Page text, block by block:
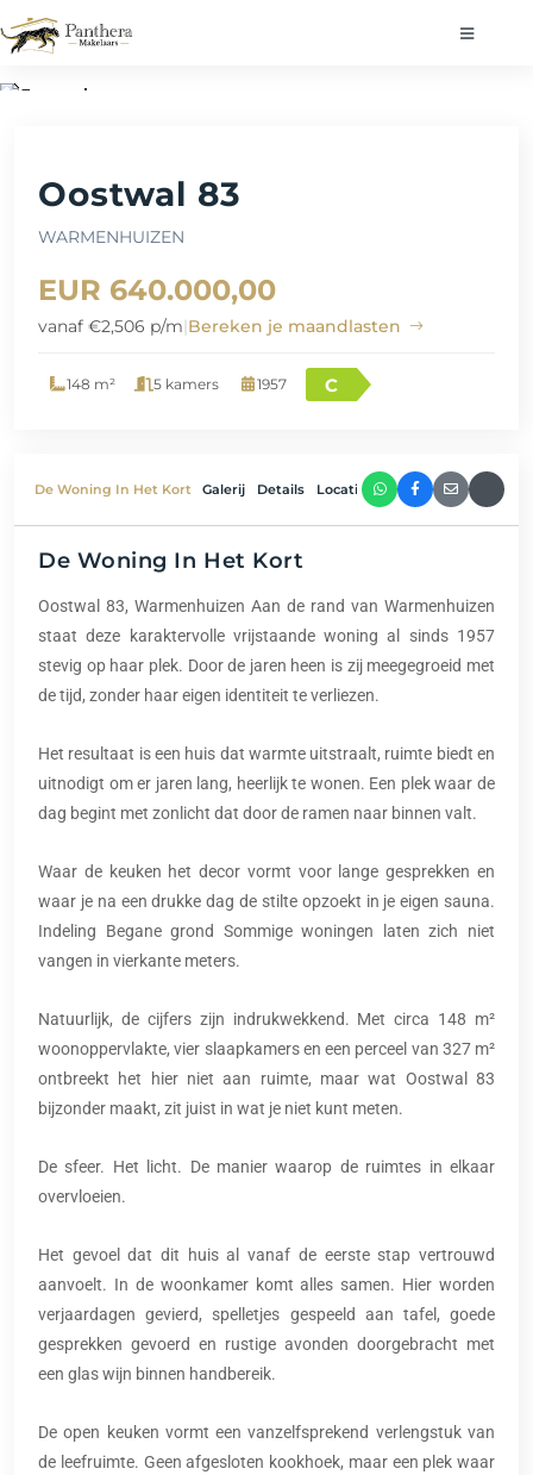
Oostwal 83
WARMENHUIZEN
EUR 640.000,00
vanaf €2,506 p/m|Bereken je maandlasten
148 m² 5 kamers 1957 C
De Woning In Het Kort Galerij Details Locatie Video Plattegrond
De Woning In Het Kort
Oostwal 83, Warmenhuizen Aan de rand van Warmenhuizen
staat deze karaktervolle vrijstaande woning al sinds 1957
stevig op haar plek. Door de jaren heen is zij meegegroeid met
de tijd, zonder haar eigen identiteit te verliezen.
Het resultaat is een huis dat warmte uitstraalt, ruimte biedt en
uitnodigt om er jaren lang, heerlijk te wonen. Een plek waar de
dag begint met zonlicht dat door de ramen naar binnen valt.
Waar de keuken het decor vormt voor lange gesprekken en
waar je na een drukke dag de stilte opzoekt in je eigen sauna.
Indeling Begane grond Sommige woningen laten zich niet
vangen in vierkante meters.
Natuurlijk, de cijfers zijn indrukwekkend. Met circa 148 m²
woonoppervlakte, vier slaapkamers en een perceel van 327 m²
ontbreekt het hier niet aan ruimte, maar wat Oostwal 83
bijzonder maakt, zit juist in wat je niet kunt meten.
De sfeer. Het licht. De manier waarop de ruimtes in elkaar
overvloeien.
Het gevoel dat dit huis al vanaf de eerste stap vertrouwd
aanvoelt. In de woonkamer komt alles samen. Hier worden
verjaardagen gevierd, spelletjes gespeeld aan tafel, goede
gesprekken gevoerd en rustige avonden doorgebracht met
een glas wijn binnen handbereik.
De open keuken vormt een vanzelfsprekend verlengstuk van
de leefruimte. Geen afgesloten kookhoek, maar een plek waar